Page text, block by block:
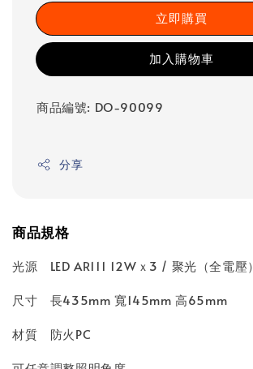
立即購買
加入購物車
商品編號: DO-90099
分享
商品規格
光源 LED AR111 12Wｘ3 / 聚光（全電壓）
尺寸 長435mm 寬145mm 高65mm
材質 防火PC